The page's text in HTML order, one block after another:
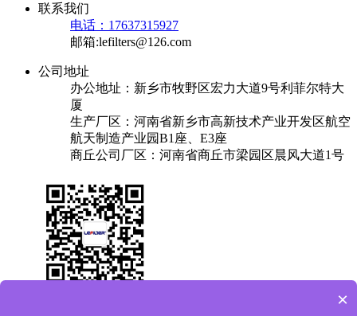
联系我们
电话：17637315927
邮箱:lefilters@126.com
公司地址
办公地址：新乡市牧野区宏力大道9号利菲尔特大
厦
生产厂区：河南省新乡市高新技术产业开发区航空
航天制造产业园B1座、E3座
商丘公司厂区：河南省商丘市梁园区晨风大道1号
×